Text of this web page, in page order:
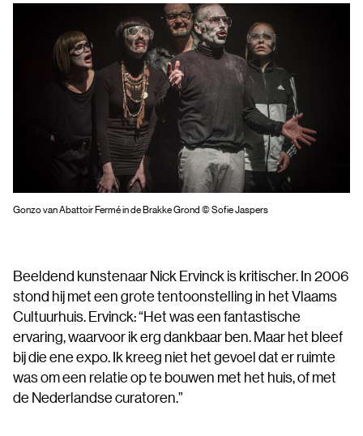
Gonzo van Abattoir Fermé in de Brakke Grond © Sofie Jaspers
Beeldend kunstenaar Nick Ervinck is kritischer. In 2006
stond hij met een grote tentoonstelling in het Vlaams
Cultuurhuis. Ervinck: “Het was een fantastische
ervaring, waarvoor ik erg dankbaar ben. Maar het bleef
bij die ene expo. Ik kreeg niet het gevoel dat er ruimte
was om een relatie op te bouwen met het huis, of met
de Nederlandse curatoren.”